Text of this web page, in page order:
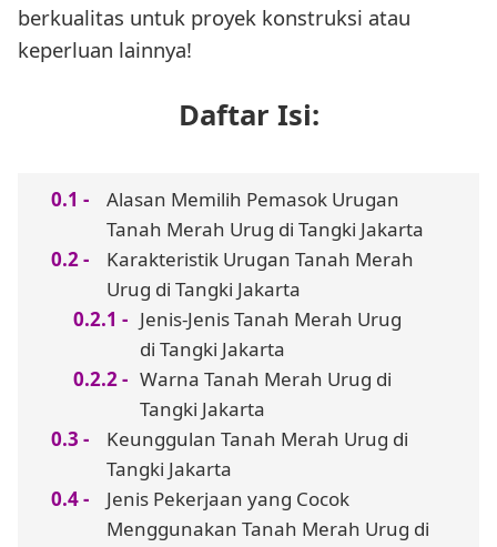
berkualitas untuk proyek konstruksi atau
keperluan lainnya!
Daftar Isi:
Alasan Memilih Pemasok Urugan
Tanah Merah Urug di Tangki Jakarta
Karakteristik Urugan Tanah Merah
Urug di Tangki Jakarta
Jenis-Jenis Tanah Merah Urug
di Tangki Jakarta
Warna Tanah Merah Urug di
Tangki Jakarta
Keunggulan Tanah Merah Urug di
Tangki Jakarta
Jenis Pekerjaan yang Cocok
Menggunakan Tanah Merah Urug di